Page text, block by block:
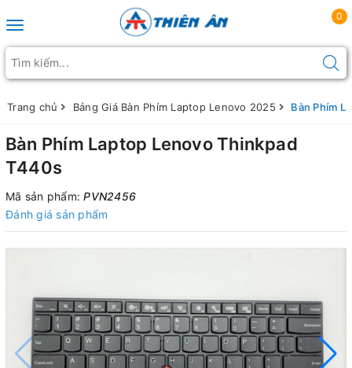
Toggle navigation
0
Trang chủ Bảng Giá Bàn Phím Laptop Lenovo 2025 Bàn Phím
Bàn Phím Laptop Lenovo Thinkpad
T440s
Mã sản phẩm:PVN2456
Đánh giá sản phẩm